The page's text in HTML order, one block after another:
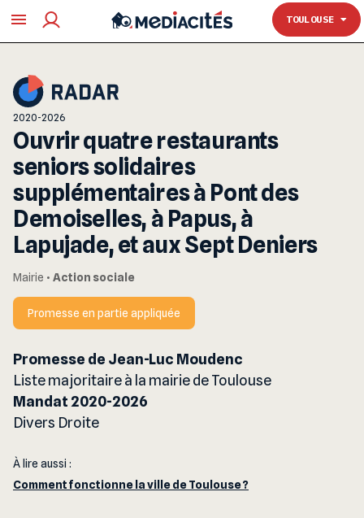
TOULOUSE
TOULOUSE
2020-2026
Ouvrir quatre restaurants
seniors solidaires
supplémentaires à Pont des
Demoiselles, à Papus, à
Lapujade, et aux Sept Deniers
Mairie • Action sociale
Promesse en partie appliquée
Promesse de Jean-Luc Moudenc
Liste majoritaire à la mairie de Toulouse
Mandat 2020-2026
Divers Droite
À lire aussi :
Comment fonctionne la ville de Toulouse ?